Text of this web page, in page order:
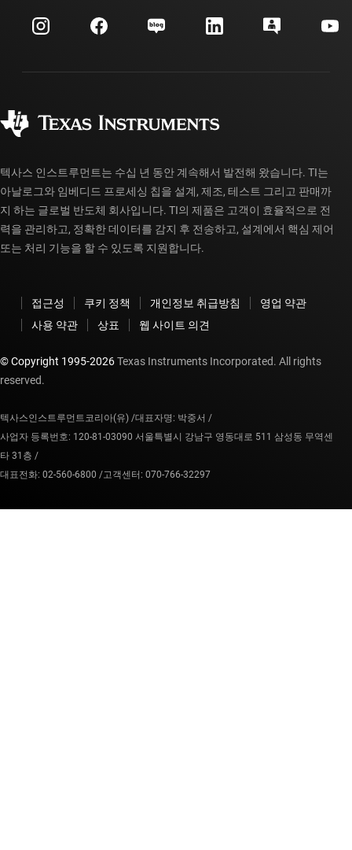
투자 관계
고객 지원 센터
myTI 계정 FAQ
주문 FAQ
텍사스 인스트루먼트는 수십 년 동안 계속해서 발전해 왔습니다. TI는
아날로그와 임베디드 프로세싱 칩을 설계, 제조, 테스트 그리고 판매까
지 하는 글로벌 반도체 회사입니다. TI의 제품은 고객이 효율적으로 전
력을 관리하고, 정확한 데이터를 감지 후 전송하고, 설계에서 핵심 제어
또는 처리 기능을 할 수 있도록 지원합니다.
접근성 쿠키 정책 개인정보 취급방침
영업 약관
사용 약관
상표 웹 사이트 의견
© Copyright 1995-2026Texas Instruments Incorporated. All rights
reserved.
텍사스인스트루먼트코리아(유) /대표자명: 박중서 /
사업자 등록번호: 120-81-03090 서울특별시 강남구 영동대로 511 삼성동 무역센
타 31층 /
대표전화: 02-560-6800 /고객센터: 070-766-32297